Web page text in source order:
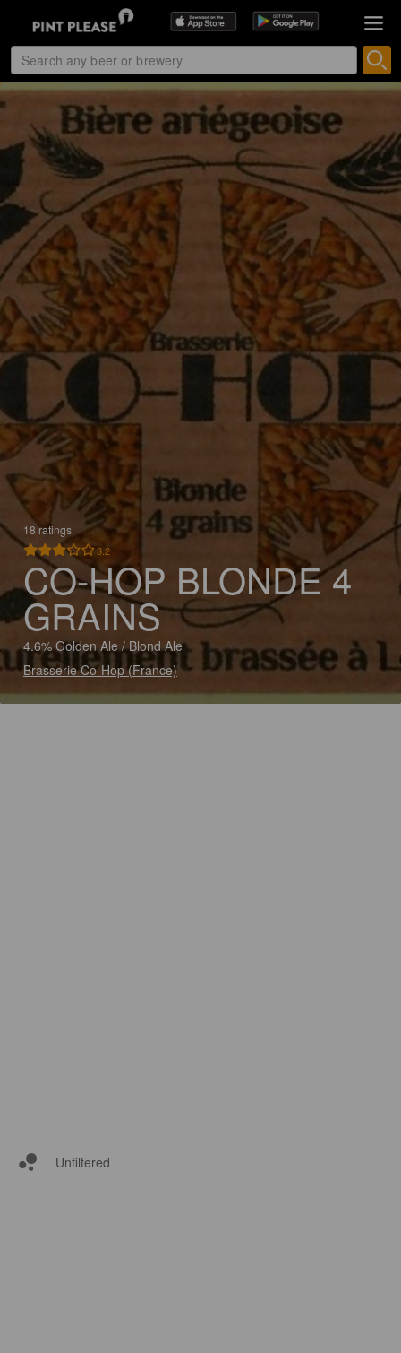
18 ratings
3.2
CO-HOP BLONDE 4
GRAINS
4.6% Golden Ale / Blond Ale
Brasserie Co-Hop (France)
Unfiltered